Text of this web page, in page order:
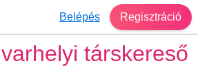
Belépés Regisztráció
társkereső